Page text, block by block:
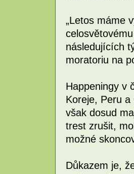
„Letos máme
následujících
moratoriu na
Happeningy v
Koreje, Peru
však dosud
trest zrušit,
možné
Důkazem je,